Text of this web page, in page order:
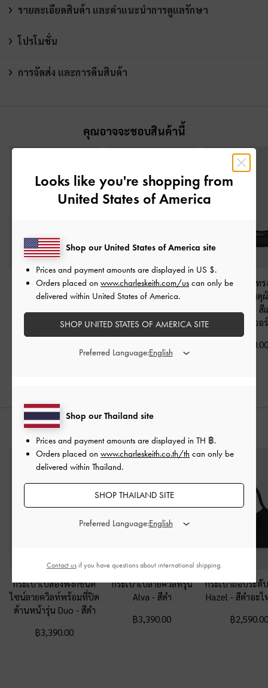
รายละเอียดสินค้า และคำแนะนำการดูแลรักษา
โปรโมชั่น
การจัดส่ง และการคืนสินค้า
คุณอาจจะชอบสินค้านี้
รองเท้าผ้าใบผ้าซาติน
ดีเทลขอบย่น- สีแบล็ค
฿2,590.00
รองเท้าโลฟเฟอร์หนัง
กลับประดับโบว์-สีแบล็ค
฿3,390.00
รองเท้าส้นเตี้ยท
ประดับโบว์วัสดุ
- สี
เท็กซ์เจอร์
฿2,390.00
กระเป๋าเป้สองฟังก์ชั่นดี
ไซน์ลายควิลท์พร้อมที่ปิด
ด้านหน้ารุ่น Duo - สีดำ
฿3,390.00
กระเป๋าเป้ลายควิลท์รุ่น
Alva - สีดำ
฿3,390.00
กระเป๋าถือประดั
Hazel - สีดำอะไ
฿2,590.00
Looks like you're shopping from
United States of America
Shop our Thailand site
Prices and payment amounts are displayed in TH ฿.
Orders placed on www.charleskeith.co.th/th can only be
delivered within Thailand.
SHOP THAILAND SITE
Preferred Language:
Shop our United States of America site
Prices and payment amounts are displayed in US $.
Orders placed on www.charleskeith.com/us can only be
delivered within United States of America.
SHOP UNITED STATES OF AMERICA SITE
Preferred Language:
Contact usif you have questions about international shipping.